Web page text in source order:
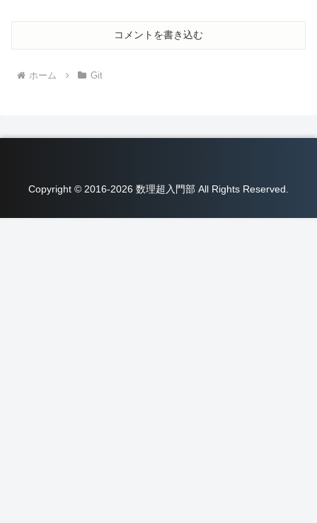
コメントを書き込む
ホーム Git
Copyright © 2016-2026 数理超入門部 All Rights Reserved.